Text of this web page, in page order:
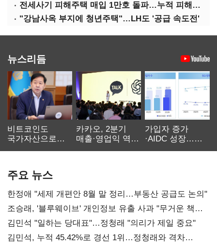
전세사기 피해주택 매입 1만호 돌파…누적 피해자 4만278명
"강남사옥 부지에 청년주택"…LH도 '공급 속도전'
뉴스리듬
비트코인도
국가자산으로…'
카카오, 2분기
매출·영업익 역대
가입자 증가
·AIDC 성장…
주요 뉴스
한정애 "세제 개편안 8월 말 정리…부동산 공급도 논의"
조승래, '블루웨이브' 개인정보 유출 사과 "무거운 책임
통감"
김민석 "일하는 당대표"…정청래 "의리가 제일 중요"
김민석, 누적 45.42%로 경선 1위…정청래와 격차